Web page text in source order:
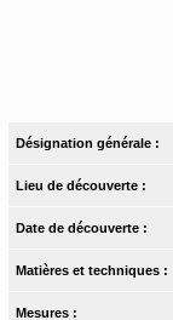
Désignation générale :
Lieu de découverte :
Date de découverte :
Matières et techniques :
Mesures :